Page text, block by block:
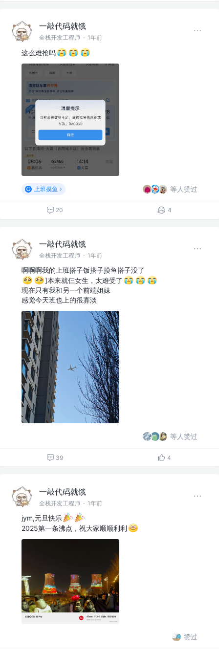
一敲代码就饿
全栈开发工程师 · 1年前
这么难抢吗
上班摸鱼 等人赞过
20 4
一敲代码就饿
全栈开发工程师 · 1年前
啊啊啊我的上班搭子饭搭子摸鱼搭子没了
]本来就仨女生，太难受了
现在只有我和另一个前端姐妹
感觉今天班也上的很寡淡
等人赞过
39 4
一敲代码就饿
全栈开发工程师 · 1年前
jym,元旦快乐
2025第一条沸点，祝大家顺顺利利
赞过